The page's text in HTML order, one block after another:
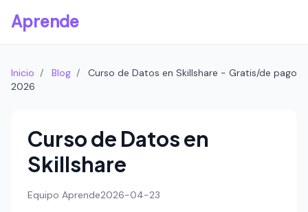
Aprende
Inicio / Blog /
Curso de Datos en Skillshare - Gratis/de pago
2026
Curso de Datos en
Skillshare
Equipo Aprende2026-04-23